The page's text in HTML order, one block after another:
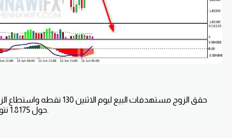
حقق الزوج مستهدفات البيع
حول 1.8175 نتوقع استكمال اتجاه هابط خلال تداولات هذا اليوم.